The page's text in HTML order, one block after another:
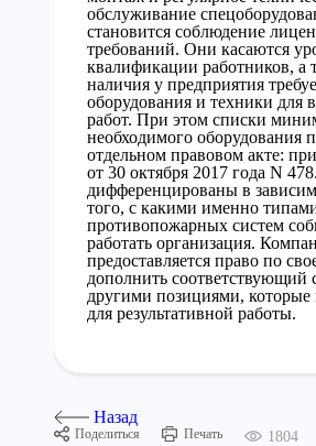
обслуживание
становится соблюдение
требований. Они касаются
квалификации работников, а
наличия у предприятия
оборудования и техники для
работ. При этом списки
необходимого оборудования
отдельном правовом акте:
от 30 октября 2017 года N
дифференцированы в
того, с какими именно
противопожарных систем
работать организация.
предоставляется право по
дополнить соответствующий
другими позициями,
для результативной работы.
Назад
Поделиться Печать 1804